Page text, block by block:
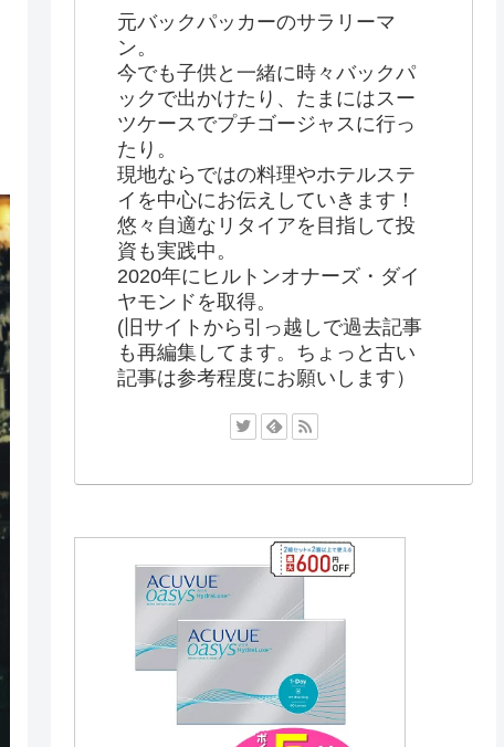
元バックパッカーのサラリーマ
ン。
今でも子供と一緒に時々バックパ
ックで出かけたり、たまにはスー
ツケースでプチゴージャスに行っ
たり。
現地ならではの料理やホテルステ
イを中心にお伝えしていきます！
悠々自適なリタイアを目指して投
資も実践中。
2020年にヒルトンオナーズ・ダイ
ヤモンドを取得。
(旧サイトから引っ越しで過去記事
も再編集してます。ちょっと古い
記事は参考程度にお願いします）